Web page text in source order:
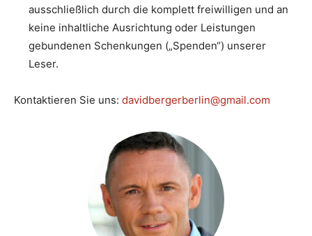
ausschließlich durch die komplett freiwilligen und an
keine inhaltliche Ausrichtung oder Leistungen
gebundenen Schenkungen („Spenden“) unserer
Leser.
Kontaktieren Sie uns: davidbergerberlin@gmail.com